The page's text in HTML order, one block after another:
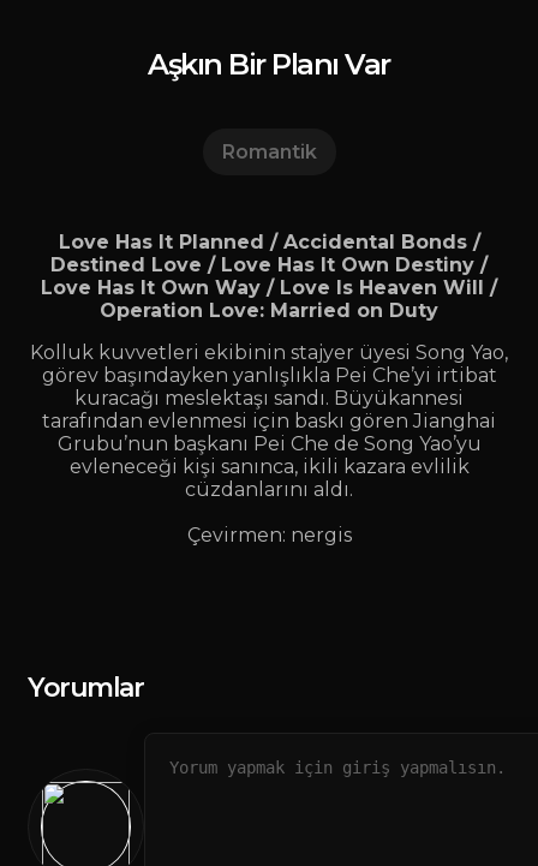
Aşkın Bir Planı Var
Romantik
Love Has It Planned / Accidental Bonds /
Destined Love / Love Has It Own Destiny /
Love Has It Own Way / Love Is Heaven Will /
Operation Love: Married on Duty
Kolluk kuvvetleri ekibinin stajyer üyesi Song Yao,
görev başındayken yanlışlıkla Pei Che’yi irtibat
kuracağı meslektaşı sandı. Büyükannesi
tarafından evlenmesi için baskı gören Jianghai
Grubu’nun başkanı Pei Che de Song Yao’yu
evleneceği kişi sanınca, ikili kazara evlilik
cüzdanlarını aldı.
Çevirmen: nergis
Yorumlar